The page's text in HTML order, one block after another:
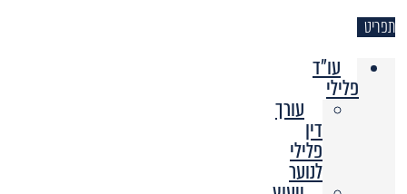
תפריט
עו"ד
פלילי
עורך
דין
פלילי
לנוער